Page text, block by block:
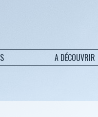
A DÉCOUVRIR